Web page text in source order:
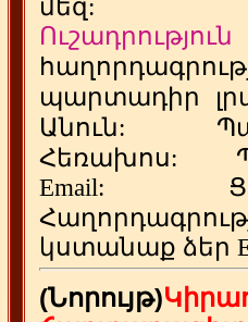
մեզ:
Ուշադրություն
պարտադիր
Անուն:
Հեռախոս:
Email:
կստանաք ձեր
(Նորույթ)